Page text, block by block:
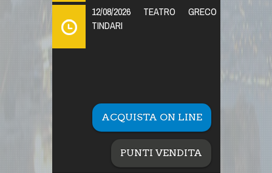
12/08/2026 TEATRO GRECO
TINDARI
ACQUISTA ON LINE
PUNTI VENDITA